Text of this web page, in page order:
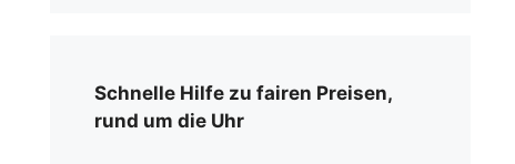
Schnelle Hilfe zu fairen Preisen,
rund um die Uhr